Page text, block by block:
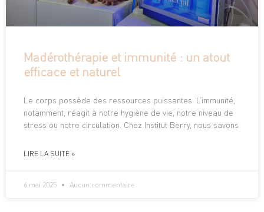
Madérothérapie et immunité : un atout
efficace et naturel
Le corps possède des ressources puissantes. L’immunité,
notamment, réagit à notre hygiène de vie, notre niveau de
stress ou notre circulation. Chez Institut Berry, nous savons
LIRE LA SUITE »
6 mai 2025 Aucun commentaire